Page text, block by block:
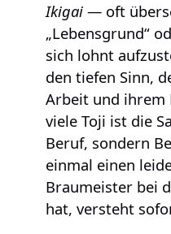
Ikigai — oft
„Lebensgrund“
sich lohnt
den tiefen Sinn,
Arbeit und ihrem
viele Toji ist die
Beruf, sondern
einmal einen
Braumeister bei
hat, versteht